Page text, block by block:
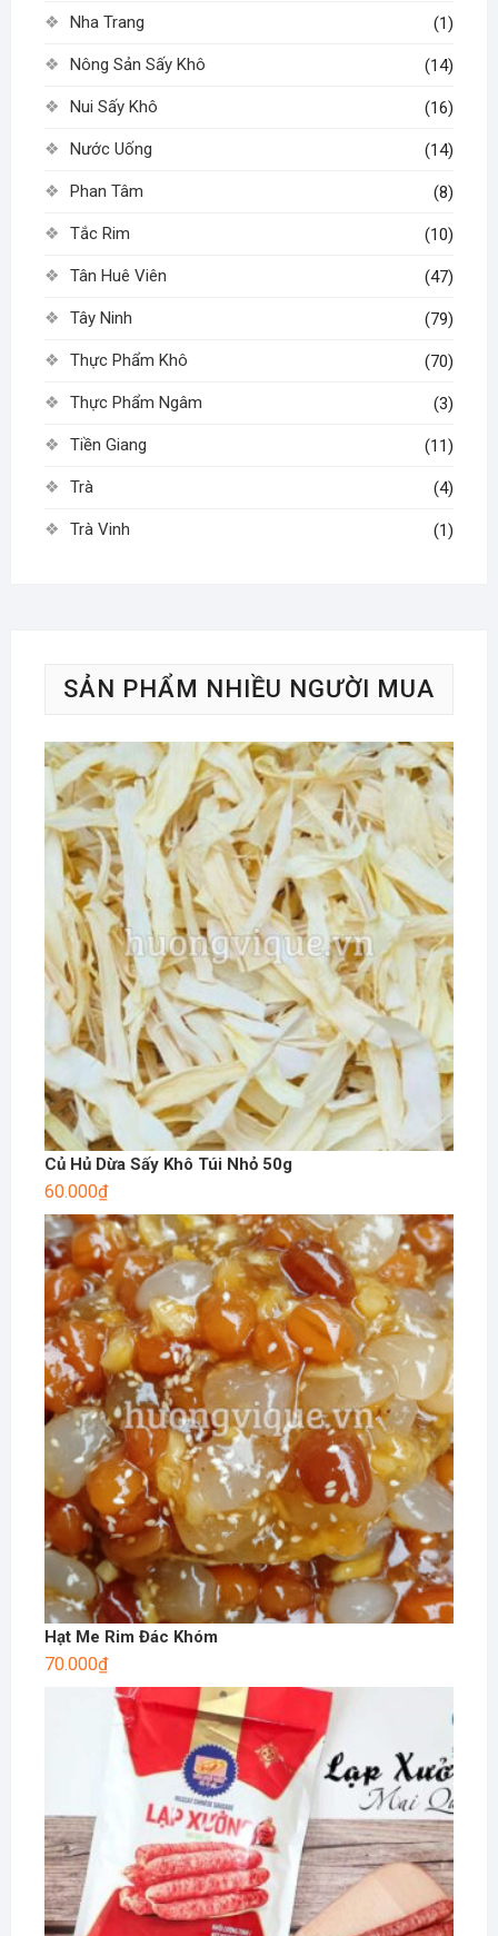
Nha Trang (1)
Nông Sản Sấy Khô (14)
Nui Sấy Khô (16)
Nước Uống (14)
Phan Tâm (8)
Tắc Rim (10)
Tân Huê Viên (47)
Tây Ninh (79)
Thực Phẩm Khô (70)
Thực Phẩm Ngâm (3)
Tiền Giang (11)
Trà (4)
Trà Vinh (1)
SẢN PHẨM NHIỀU NGƯỜI MUA
Củ Hủ Dừa Sấy Khô Túi Nhỏ 50g
60.000₫
Hạt Me Rim Đác Khóm
70.000₫